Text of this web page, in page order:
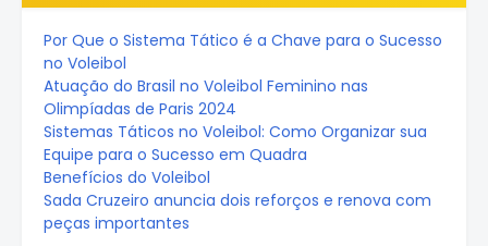
Por Que o Sistema Tático é a Chave para o Sucesso
no Voleibol
Atuação do Brasil no Voleibol Feminino nas
Olimpíadas de Paris 2024
Sistemas Táticos no Voleibol: Como Organizar sua
Equipe para o Sucesso em Quadra
Benefícios do Voleibol
Sada Cruzeiro anuncia dois reforços e renova com
peças importantes